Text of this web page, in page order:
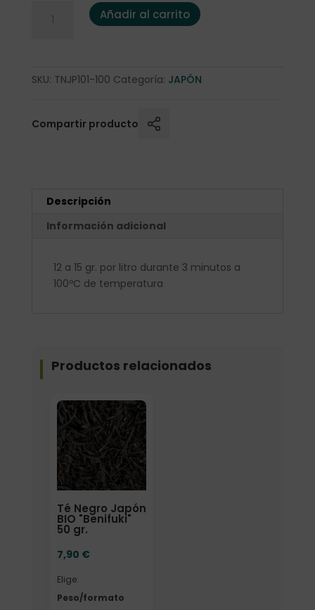
Té Negro Japón BIO "Benifuki" 100 gr. cantidad
Añadir al carrito
SKU: TNJP101-100 Categoría: JAPÓN
Compartir producto
Descripción
Información adicional
12 a 15 gr. por litro durante 3 minutos a
100ºC de temperatura
Productos relacionados
Té Negro Japón
BIO "Benifuki"
50 gr.
7,90 €
Elige:
Peso/formato
Elige: Peso/formato